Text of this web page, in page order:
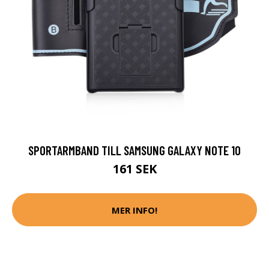
SPORTARMBAND TILL SAMSUNG GALAXY NOTE 10
161 SEK
MER INFO!